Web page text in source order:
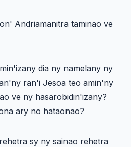
Andriamanitra taminao ve
dia ny namelany ny
ran'i Jesoa teo amin'ny
ve ny hasarobidin'izany?
ary no hataonao?
sy ny sainao rehetra